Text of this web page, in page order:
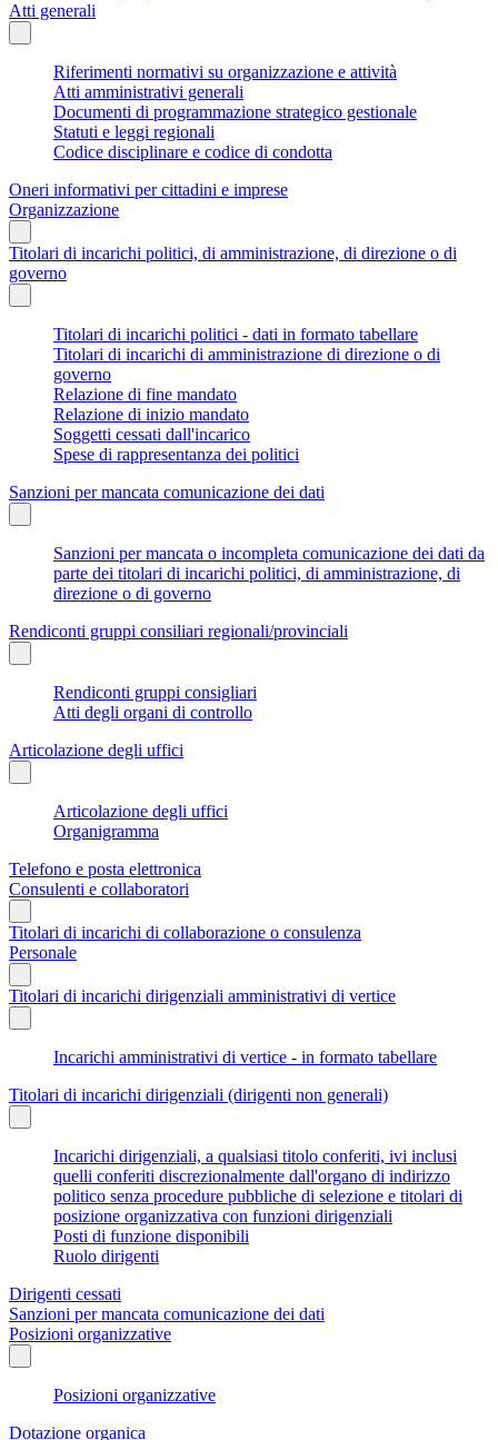
Atti generali
Riferimenti normativi su organizzazione e attività
Atti amministrativi generali
Documenti di programmazione strategico gestionale
Statuti e leggi regionali
Codice disciplinare e codice di condotta
Oneri informativi per cittadini e imprese
Organizzazione
Titolari di incarichi politici, di amministrazione, di direzione o di
governo
Titolari di incarichi politici - dati in formato tabellare
Titolari di incarichi di amministrazione di direzione o di
governo
Relazione di fine mandato
Relazione di inizio mandato
Soggetti cessati dall'incarico
Spese di rappresentanza dei politici
Sanzioni per mancata comunicazione dei dati
Sanzioni per mancata o incompleta comunicazione dei dati da
parte dei titolari di incarichi politici, di amministrazione, di
direzione o di governo
Rendiconti gruppi consiliari regionali/provinciali
Rendiconti gruppi consigliari
Atti degli organi di controllo
Articolazione degli uffici
Articolazione degli uffici
Organigramma
Telefono e posta elettronica
Consulenti e collaboratori
Titolari di incarichi di collaborazione o consulenza
Personale
Titolari di incarichi dirigenziali amministrativi di vertice
Incarichi amministrativi di vertice - in formato tabellare
Titolari di incarichi dirigenziali (dirigenti non generali)
Incarichi dirigenziali, a qualsiasi titolo conferiti, ivi inclusi
quelli conferiti discrezionalmente dall'organo di indirizzo
politico senza procedure pubbliche di selezione e titolari di
posizione organizzativa con funzioni dirigenziali
Posti di funzione disponibili
Ruolo dirigenti
Dirigenti cessati
Sanzioni per mancata comunicazione dei dati
Posizioni organizzative
Posizioni organizzative
Dotazione organica